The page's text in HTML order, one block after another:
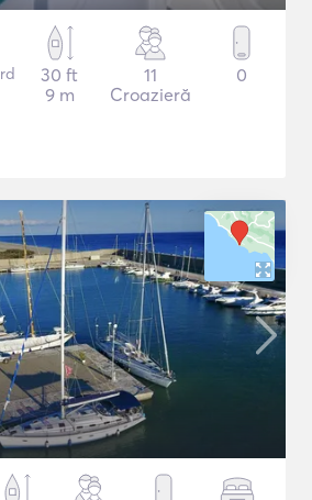
30 ft
9 m
11
Croazieră
0